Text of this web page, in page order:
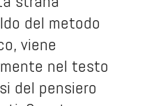
del metodo
viene
nel testo
del pensiero